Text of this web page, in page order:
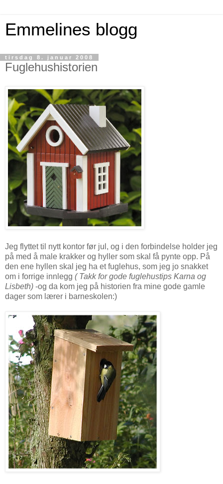
Emmelines blogg
tirsdag 8. januar 2008
Fuglehushistorien
Jeg flyttet til nytt kontor før jul, og i den forbindelse holder jeg
på med å male krakker og hyller som skal få pynte opp. På
den ene hyllen skal jeg ha et fuglehus, som jeg jo snakket
om i forrige innlegg ( Takk for gode fuglehustips Karna og
Lisbeth) -og da kom jeg på historien fra mine gode gamle
dager som lærer i barneskolen:)